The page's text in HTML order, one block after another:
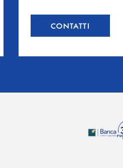
CONTATTI